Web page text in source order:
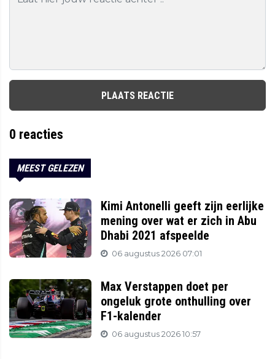
PLAATS REACTIE
0 reacties
MEEST GELEZEN
Kimi Antonelli geeft zijn eerlijke
mening over wat er zich in Abu
Dhabi 2021 afspeelde
06 augustus 2026 07:01
Max Verstappen doet per
ongeluk grote onthulling over
F1-kalender
06 augustus 2026 10:57